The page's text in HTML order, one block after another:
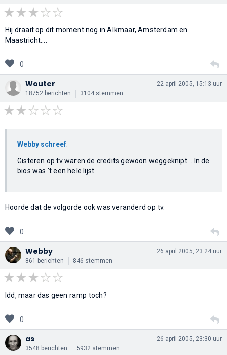
Hij draait op dit moment nog in Alkmaar, Amsterdam en
Maastricht....
0
Wouter
18752 berichten 3104 stemmen
22 april 2005, 15:13 uur
Webby schreef:
Gisteren op tv waren de credits gewoon weggeknipt... In de
bios was 't een hele lijst.
Hoorde dat de volgorde ook was veranderd op tv.
0
Webby
861 berichten 846 stemmen
26 april 2005, 23:24 uur
Idd, maar das geen ramp toch?
0
as
3548 berichten 5932 stemmen
26 april 2005, 23:30 uur